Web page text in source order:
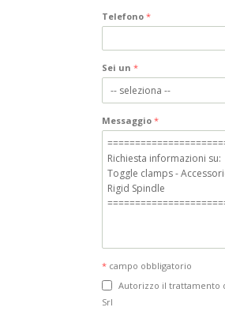
Telefono *
Sei un *
Messaggio *
* campo obbligatorio
Autorizzo il trattamento
Srl